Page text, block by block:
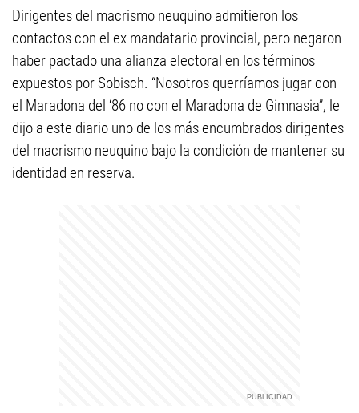
Dirigentes del macrismo neuquino admitieron los
contactos con el ex mandatario provincial, pero negaron
haber pactado una alianza electoral en los términos
expuestos por Sobisch. “Nosotros querríamos jugar con
el Maradona del ‘86 no con el Maradona de Gimnasia”, le
dijo a este diario uno de los más encumbrados dirigentes
del macrismo neuquino bajo la condición de mantener su
identidad en reserva.